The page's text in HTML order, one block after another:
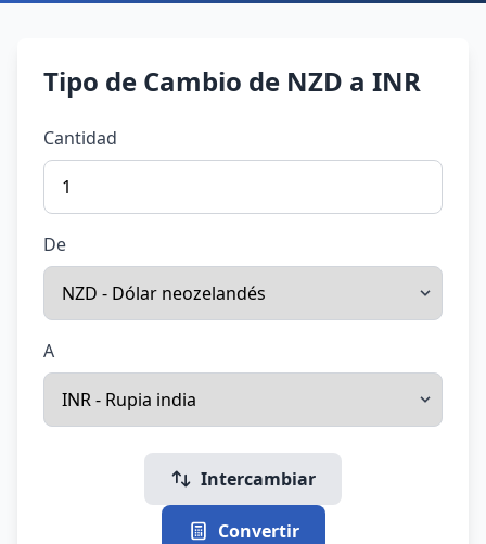
Tipo de Cambio de NZD a INR
Cantidad
De
A
Intercambiar
Convertir